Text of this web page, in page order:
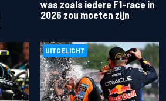
was zoals iedere F1-race in
2026 zou moeten zijn
UITGELICHT